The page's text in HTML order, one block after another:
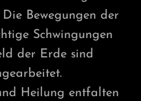
Bewegungen der
Schwingungen
der Erde sind
Heilung entfalten